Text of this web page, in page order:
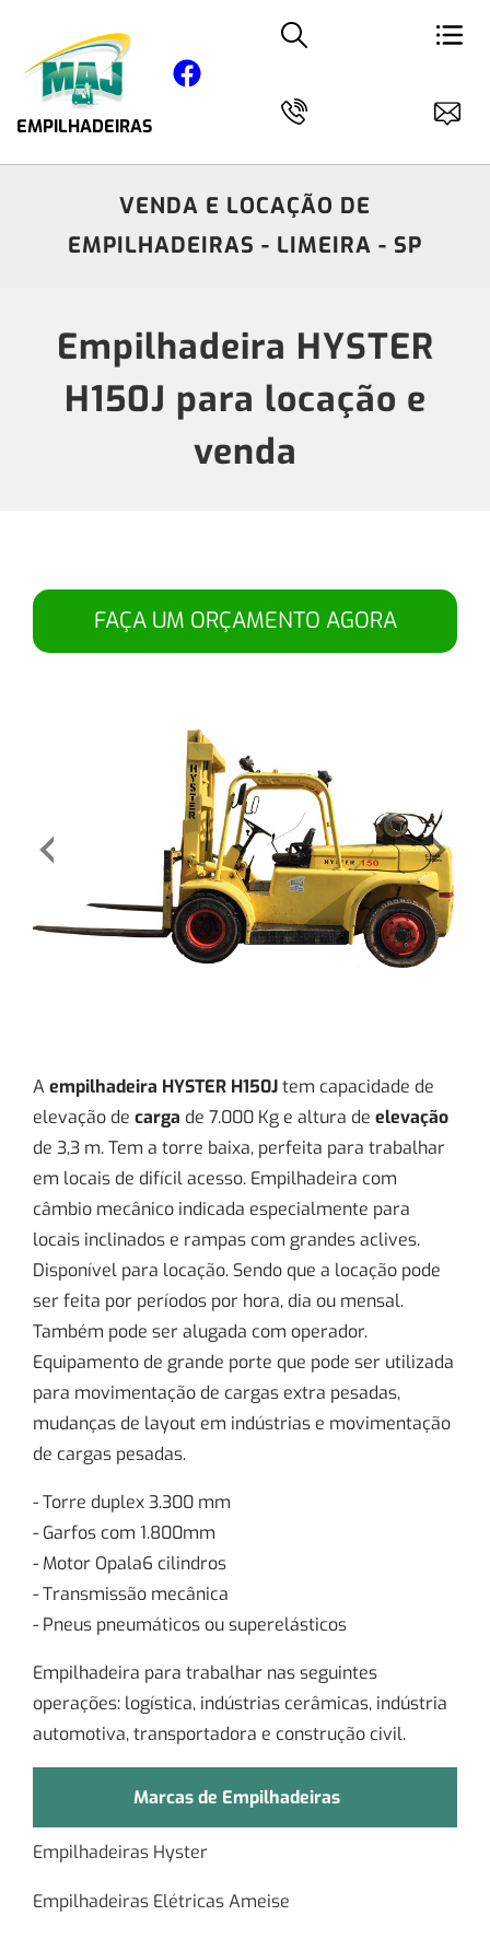
EMPILHADEIRAS
VENDA E LOCAÇÃO DE
EMPILHADEIRAS - LIMEIRA - SP
Empilhadeira HYSTER
H150J para locação e
venda
FAÇA UM ORÇAMENTO AGORA
A empilhadeira HYSTER H150Jtem capacidade de
elevação de carga de 7.000 Kg e altura de elevação
de 3,3 m. Tem a torre baixa, perfeita para trabalhar
em locais de difícil acesso. Empilhadeira com
câmbio mecânico indicada especialmente para
locais inclinados e rampas com grandes aclives.
Disponível para locação. Sendo que a locação pode
ser feita por períodos por hora, dia ou mensal.
Também pode ser alugada com operador.
Equipamento de grande porte que pode ser utilizada
para movimentação de cargas extra pesadas,
mudanças de layout em indústrias e movimentação
de cargas pesadas.
- Torre duplex 3.300 mm
- Garfos com 1.800mm
- Motor Opala6 cilindros
- Transmissão mecânica
- Pneus pneumáticos ou superelásticos
Empilhadeira para trabalhar nas seguintes
operações: logística, indústrias cerâmicas, indústria
automotiva, transportadora e construção civil.
Marcas de Empilhadeiras
Empilhadeiras Hyster
Empilhadeiras Elétricas Ameise